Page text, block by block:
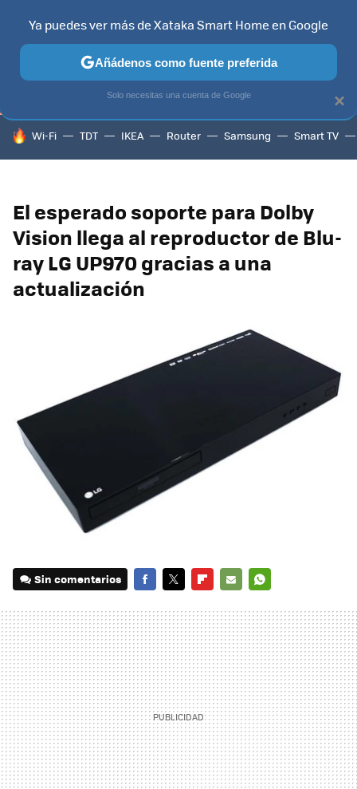
TELEVISORES CONTENIDOS SMART TV SELECCIÓN
HOY SE HABLA DE
Wi-Fi TDT IKEA Router Samsung Smart TV
El esperado soporte para Dolby
Vision llega al reproductor de Blu-
ray LG UP970 gracias a una
actualización
Sin comentarios
MAIL
×
Ya puedes ver más de Xataka Smart Home en Google
Añádenos como fuente preferida
Solo necesitas una cuenta de Google